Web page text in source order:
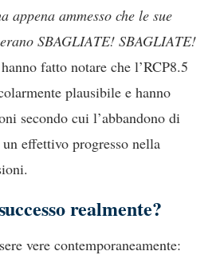
appena ammesso che le sue
SBAGLIATE! SBAGLIATE!
fatto notare che l’RCP8.5
plausibile e hanno
secondo cui l’abbandono di
effettivo progresso nella
realmente?
vere contemporaneamente: